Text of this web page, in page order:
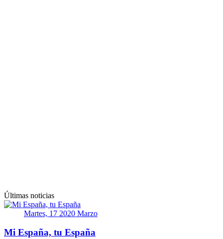
Últimas noticias
Martes, 17 2020 Marzo
Mi España, tu España